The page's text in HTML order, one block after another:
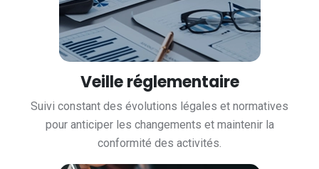
Veille réglementaire
Suivi constant des évolutions légales et normatives
pour anticiper les changements et maintenir la
conformité des activités.